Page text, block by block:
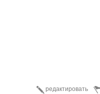
редактировать